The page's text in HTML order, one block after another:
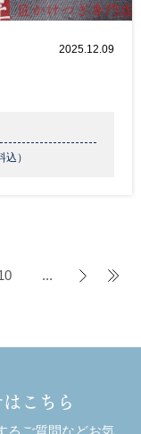
2025.12.09
込）
... > »
こちら
るご質問などお気